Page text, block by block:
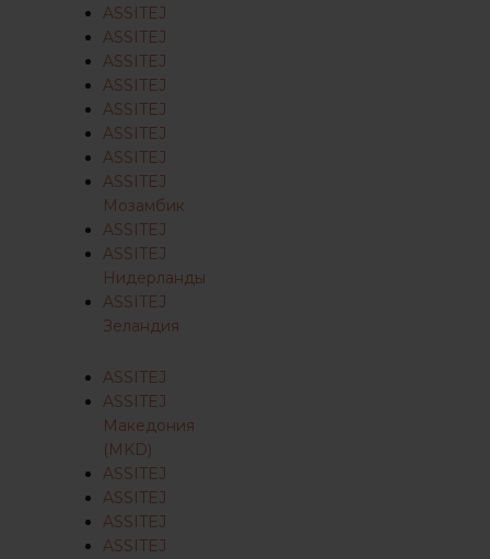
ASSITEJ
ASSITEJ
ASSITEJ
ASSITEJ
ASSITEJ
ASSITEJ
ASSITEJ
ASSITEJ
Мозамбик
ASSITEJ
ASSITEJ
Нидерланды
ASSITEJ
Зеландия
ASSITEJ
ASSITEJ
Македония
(MKD)
ASSITEJ
ASSITEJ
ASSITEJ
ASSITEJ